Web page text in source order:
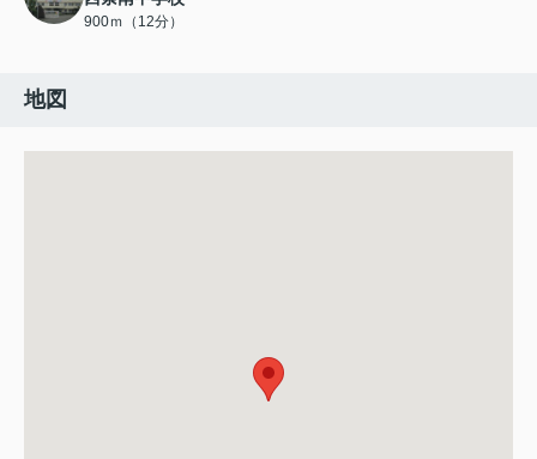
900ｍ（12分）
地図